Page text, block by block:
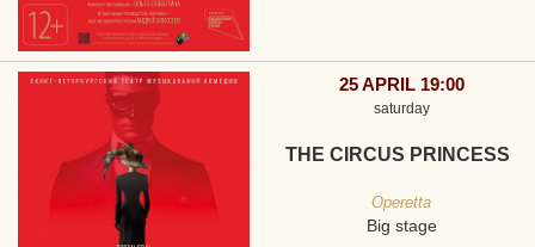
25 APRIL 19:00
saturday
THE CIRCUS PRINCESS
Operetta
Big stage